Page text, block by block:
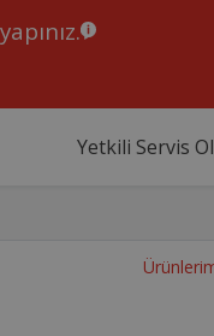
Yetkili Servis